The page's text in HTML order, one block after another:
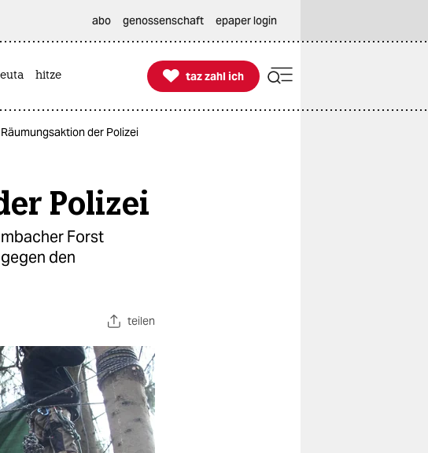
abo genossenschaft epaper login
hitze 
taz zahl ich
taz zahl ich
der Polizei
Polizei
Forst
den
teilen